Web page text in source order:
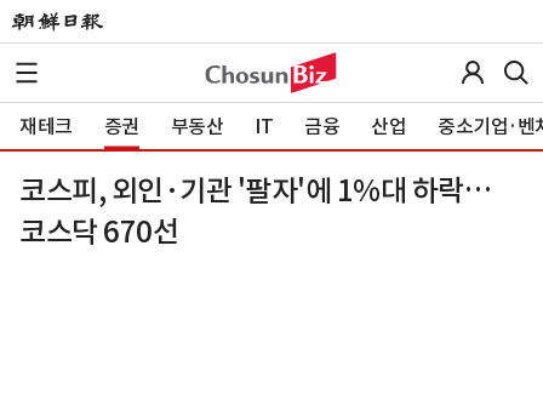
재테크 증권 부동산 IT 금융 산업 중소기업·벤
코스피, 외인·기관 '팔자'에 1%대 하락…
코스닥 670선